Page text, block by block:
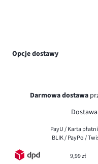
Opcje dostawy
Darmowa dostawa
PayU / Karta
BLIK / PayPo /
9,99 zł